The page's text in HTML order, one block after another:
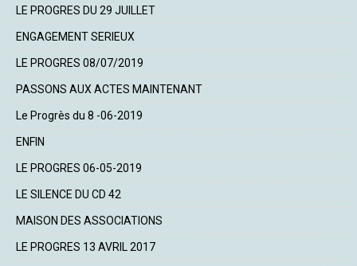
LE PROGRES DU 29 JUILLET
ENGAGEMENT SERIEUX
LE PROGRES 08/07/2019
PASSONS AUX ACTES MAINTENANT
Le Progrès du 8 -06-2019
ENFIN
LE PROGRES 06-05-2019
LE SILENCE DU CD 42
MAISON DES ASSOCIATIONS
LE PROGRES 13 AVRIL 2017